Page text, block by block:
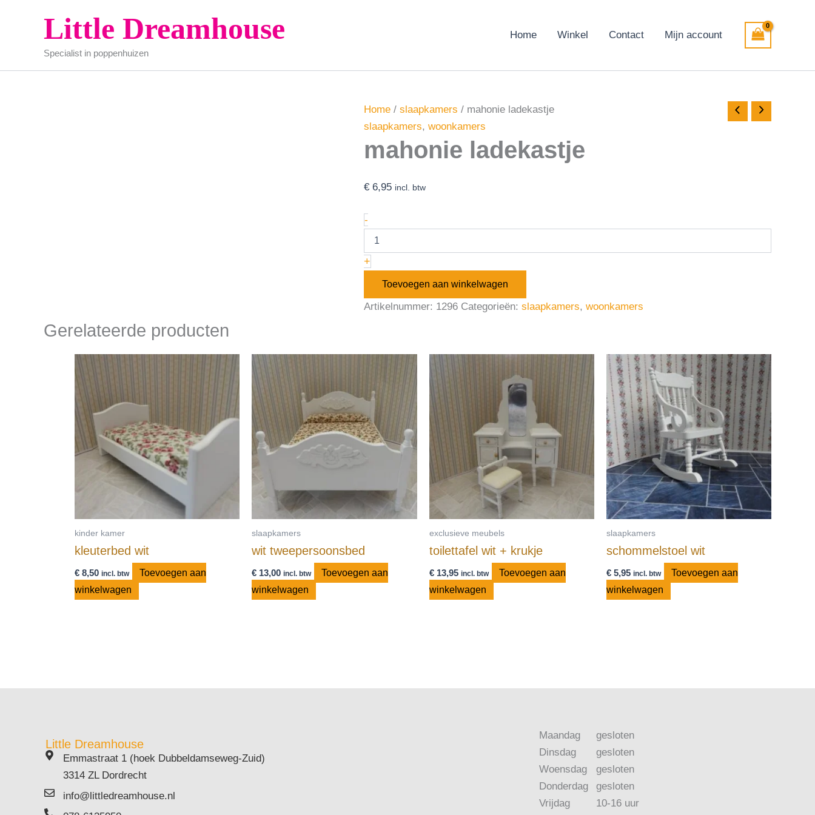
Little Dreamhouse
Specialist in poppenhuizen
Home Winkel Contact Mijn account
Home / slaapkamers / mahonie ladekastje
slaapkamers, woonkamers
mahonie ladekastje
€ 6,95 incl. btw
-
+
Toevoegen aan winkelwagen
Artikelnummer: 1296 Categorieën: slaapkamers, woonkamers
Gerelateerde producten
kinder kamer
kleuterbed wit
€ 8,50 incl. btw
Toevoegen aan
winkelwagen
slaapkamers
wit tweepersoonsbed
€ 13,00 incl. btw
Toevoegen aan
winkelwagen
exclusieve meubels
toilettafel wit + krukje
€13,95 incl. btw
Toevoegen aan
winkelwagen
slaapkamers
schommelstoel wit
€5,95 incl. btw
Toevoegen aan
winkelwagen
Little Dreamhouse
Emmastraat 1 (hoek Dubbeldamseweg-Zuid)
3314 ZL Dordrecht
info@littledreamhouse.nl
Maandag
Dinsdag
Woensdag
Donderdag
Vrijdag
gesloten
gesloten
gesloten
gesloten
10-16 uur